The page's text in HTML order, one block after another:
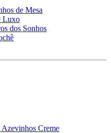
de Mesa
Luxo
dos Sonhos
Creme